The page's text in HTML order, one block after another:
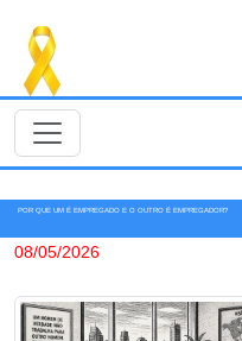
POR QUE UM É EMPREGADO E O OUTRO É EMPREGADOR?
08/05/2026